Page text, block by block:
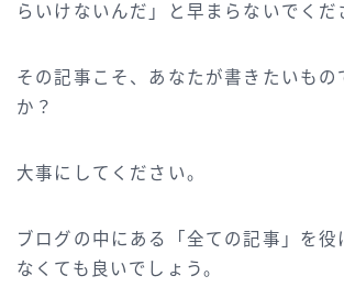
らいけないんだ」と早まらないでくだ
その記事こそ、あなたが書きたいもの
か？
大事にしてください。
ブログの中にある「全ての記事」を役
なくても良いでしょう。